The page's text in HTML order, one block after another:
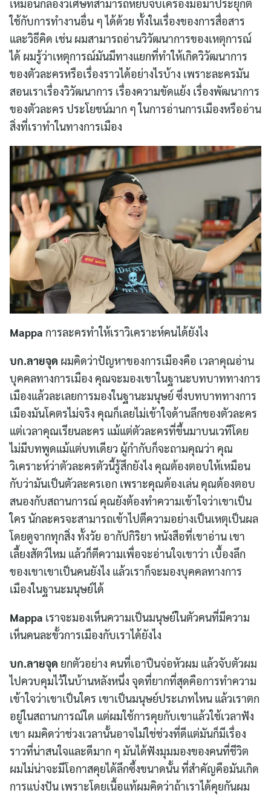
เหมือนกล่องวิเศษที่สามารถหยิบจับเครื่องมือมาประยุกต์
ใช้กับการทำงานอื่น ๆ ได้ด้วย ทั้งในเรื่องของการสื่อสาร
และวิธีคิด เช่น ผมสามารถอ่านวิวัฒนาการของเหตุการณ์
ได้ ผมรู้ว่าเหตุการณ์มันมีทางแยกที่ทำให้เกิดวิวัฒนาการ
ของตัวละครหรือเรื่องราวได้อย่างไรบ้าง เพราะละครมัน
สอนเราเรื่องวิวัฒนาการ เรื่องความขัดแย้ง เรื่องพัฒนาการ
ของตัวละคร ประโยชน์มาก ๆ ในการอ่านการเมืองหรืออ่าน
สิ่งที่เราทำในทางการเมือง
Mappa การละครทำให้เราวิเคราะห์คนได้ยังไง
บก.ลายจุด ผมคิดว่าปัญหาของการเมืองคือ เวลาคุณอ่าน
บุคคลทางการเมือง คุณจะมองเขาในฐานะบทบาททางการ
เมืองแล้วละเลยการมองในฐานะมนุษย์ ซึ่งบทบาททางการ
เมืองมันโคตรไม่จริง คุณก็เลยไม่เข้าใจด้านลึกของตัวละคร
แต่เวลาคุณเรียนละคร แม้แต่ตัวละครที่ขึ้นมาบนเวทีโดย
ไม่มีบทพูดแม้แต่บทเดียว ผู้กำกับก็จะถามคุณว่า คุณ
วิเคราะห์ว่าตัวละครตัวนี้รู้สึกยังไง คุณต้องตอบให้เหมือน
กับว่ามันเป็นตัวละครเอก เพราะคุณต้องเล่น คุณต้องตอบ
สนองกับสถานการณ์ คุณยังต้องทำความเข้าใจว่าเขาเป็น
ใคร นักละครจะสามารถเข้าไปตีความอย่างเป็นเหตุเป็นผล
โดยดูจากทุกสิ่ง ทั้งวัย อากัปกิริยา หนังสือที่เขาอ่าน เขา
เลี้ยงสัตว์ไหม แล้วก็ตีความเพื่อจะอ่านใจเขาว่า เบื้องลึก
ของเขาเขาเป็นคนยังไง แล้วเราก็จะมองบุคคลทางการ
เมืองในฐานะมนุษย์ได้
Mappa เราจะมองเห็นความเป็นมนุษย์ในตัวคนที่มีความ
เห็นคนละขั้วการเมืองกับเราได้ยังไง
บก.ลายจุด ยกตัวอย่าง คนที่เอาปืนจ่อหัวผม แล้วจับตัวผม
ไปควบคุมไว้ในบ้านหลังหนึ่ง จุดที่ยากที่สุดคือการทำความ
เข้าใจว่าเขาเป็นใคร เขาเป็นมนุษย์ประเภทไหน แล้วเราตก
อยู่ในสถานการณ์ใด แต่ผมใช้การคุยกับเขาแล้วใช้เวลาฟัง
เขา ผมคิดว่าช่วงเวลานั้นอาจไม่ใช่ช่วงที่ดีแต่มันก็มีเรื่อง
ราวที่น่าสนใจและดีมาก ๆ มันได้ฟังมุมมองของคนที่ชีวิต
ผมไม่น่าจะมีโอกาสคุยได้ลึกซึ้งขนาดนั้น ที่สำคัญคือมันเกิด
การแบ่งปัน เพราะโดยเนื้อแท้ผมคิดว่าถ้าเราได้คุยกันผม